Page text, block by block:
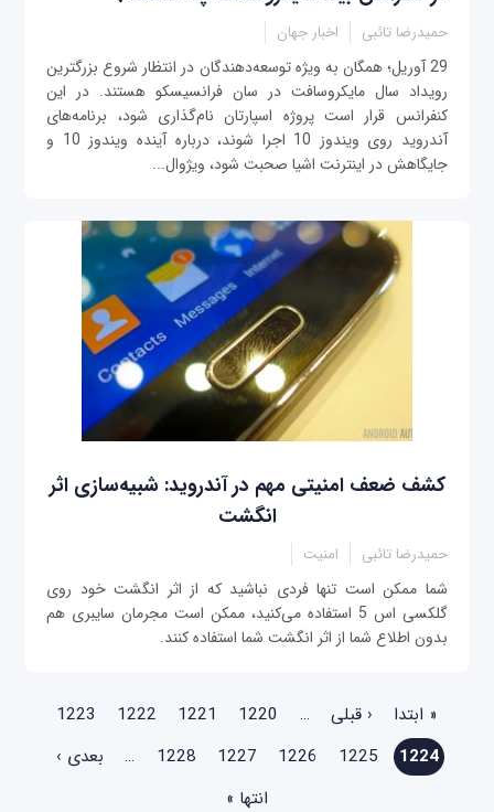
حمیدرضا تائبی اخبار جهان
29 آوریل؛ همگان به ویژه توسعه‌دهندگان در انتظار شروع بزرگترین
رویداد سال مایکروسافت در سان فرانسیسکو هستند. در این
کنفرانس قرار است پروژه اسپارتان نام‌گذاری شود، برنامه‌های
آندروید روی ویندوز 10 اجرا شوند، درباره آینده ویندوز 10 و
جایگاهش در اینترنت اشیا صحبت شود، ویژوال...
کشف ضعف امنیتی مهم در آندروید: شبیه‌سازی اثر
انگشت
حمیدرضا تائبی امنیت
شما ممکن است تنها فردی نباشید که از اثر انگشت خود روی
گلکسی اس 5 استفاده می‌کنید، ممکن است مجرمان سایبری هم
بدون اطلاع شما از اثر انگشت شما استفاده کنند.
صفحه‌ها
« ابتدا ‹ قبلی …
1220
1221
1222
1223
1224
1225
1226
1227
1228
…
بعدی ›
انتها »